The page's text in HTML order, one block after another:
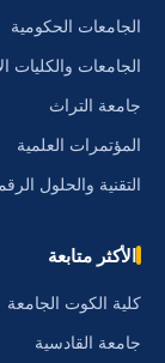
الجامعات الحكومية
الجامعات والكليات
جامعة التراث
المؤتمرات العلمية
التقنية والحلول
الأكثر متابعة
كلية الكوت الجامعة
جامعة القادسية